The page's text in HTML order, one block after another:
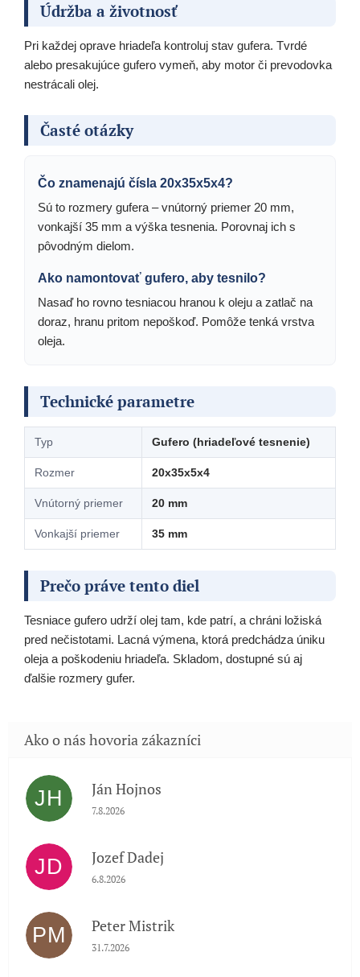
Údržba a životnosť
Pri každej oprave hriadeľa kontroluj stav gufera. Tvrdé
alebo presakujúce gufero vymeň, aby motor či prevodovka
nestrácali olej.
Časté otázky
Čo znamenajú čísla 20x35x5x4?
Sú to rozmery gufera – vnútorný priemer 20 mm,
vonkajší 35 mm a výška tesnenia. Porovnaj ich s
pôvodným dielom.
Ako namontovať gufero, aby tesnilo?
Nasaď ho rovno tesniacou hranou k oleju a zatlač na
doraz, hranu pritom nepoškoď. Pomôže tenká vrstva
oleja.
Technické parametre
Typ Gufero (hriadeľové tesnenie)
Rozmer 20x35x5x4
Vnútorný priemer 20 mm
Vonkajší priemer 35 mm
Prečo práve tento diel
Tesniace gufero udrží olej tam, kde patrí, a chráni ložiská
pred nečistotami. Lacná výmena, ktorá predchádza úniku
oleja a poškodeniu hriadeľa. Skladom, dostupné sú aj
ďalšie rozmery gufer.
JH Ján Hojnos
Hodnotenie obchodu je 5 z 5 hviezdičiek.
7.8.2026
JD Jozef Dadej
Hodnotenie obchodu je 5 z 5 hviezdičiek.
6.8.2026
PM Peter Mistrik
Hodnotenie obchodu je 5 z 5 hviezdičiek.
31.7.2026